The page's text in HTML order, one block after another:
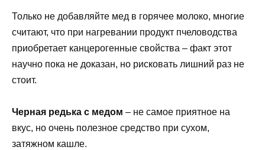
Только не добавляйте мед в горячее молоко, многие
считают, что при нагревании продукт пчеловодства
приобретает канцерогенные свойства – факт этот
научно пока не доказан, но рисковать лишний раз не
стоит.
Черная редька с медом – не самое приятное на
вкус, но очень полезное средство при сухом,
затяжном кашле.